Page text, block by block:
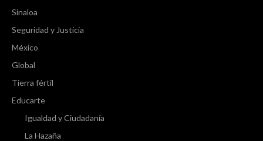
Sinaloa
Seguridad y Justicia
México
Global
Tierra fértil
Educarte
Igualdad y Ciudadanía
La Hazaña